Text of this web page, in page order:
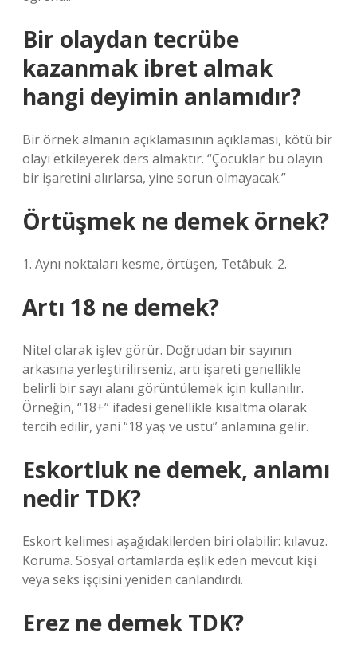
Bir olaydan tecrübe
kazanmak ibret almak
hangi deyimin anlamıdır?
Bir örnek almanın açıklamasının açıklaması, kötü bir
olayı etkileyerek ders almaktır. “Çocuklar bu olayın
bir işaretini alırlarsa, yine sorun olmayacak.”
Örtüşmek ne demek örnek?
1. Aynı noktaları kesme, örtüşen, Tetâbuk. 2.
Artı 18 ne demek?
Nitel olarak işlev görür. Doğrudan bir sayının
arkasına yerleştirilirseniz, artı işareti genellikle
belirli bir sayı alanı görüntülemek için kullanılır.
Örneğin, “18+” ifadesi genellikle kısaltma olarak
tercih edilir, yani “18 yaş ve üstü” anlamına gelir.
Eskortluk ne demek, anlamı
nedir TDK?
Eskort kelimesi aşağıdakilerden biri olabilir: kılavuz.
Koruma. Sosyal ortamlarda eşlik eden mevcut kişi
veya seks işçisini yeniden canlandırdı.
Erez ne demek TDK?